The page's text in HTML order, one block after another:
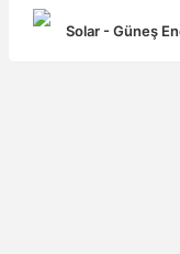
Solar - Güneş